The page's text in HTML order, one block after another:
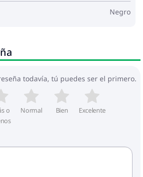
Negro
todavía, tú puedes ser el primero.
o
Normal Bien Excelente